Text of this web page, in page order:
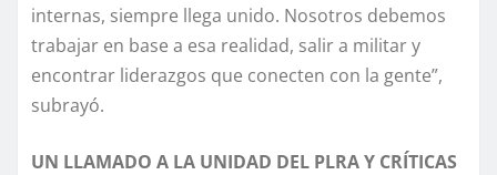
internas, siempre llega unido. Nosotros debemos
trabajar en base a esa realidad, salir a militar y
encontrar liderazgos que conecten con la gente”,
subrayó.
UN LLAMADO A LA UNIDAD DEL PLRA Y CRÍTICAS